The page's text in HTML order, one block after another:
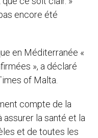
encore été
en Méditerranée «
», a déclaré
of Malta.
compte de la
assurer la santé et la
et de toutes les